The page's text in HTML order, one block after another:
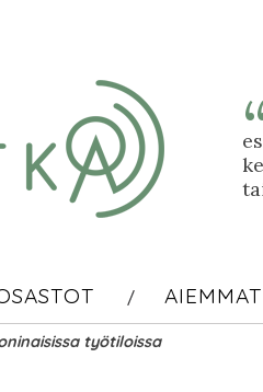
työtiloissa